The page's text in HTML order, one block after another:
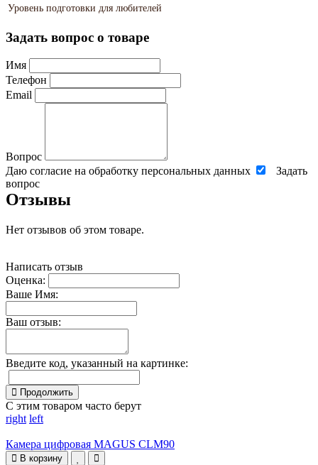
Уровень подготовки для любителей
Задать вопрос о товаре
Имя
Телефон
Email
Вопрос
Даю согласие на обработку персональных данных
Задать
вопрос
Отзывы
Нет отзывов об этом товаре.
Написать отзыв
Оценка:
Ваше Имя:
Ваш отзыв:
Введите код, указанный на картинке:
Продолжить
С этим товаром часто берут
right left
Камера цифровая MAGUS CLM90
В корзину